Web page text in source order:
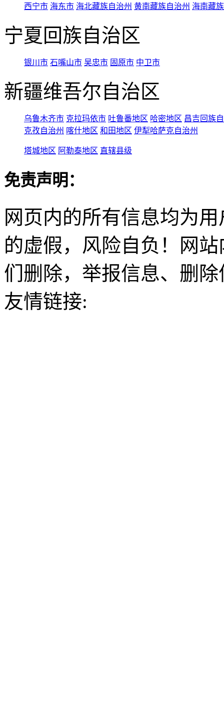
西宁市 海东市 海北藏族自治州 黄南藏族自治州 海南藏
宁夏回族自治区
银川市 石嘴山市 吴忠市 固原市 中卫市
新疆维吾尔自治区
乌鲁木齐市 克拉玛依市 吐鲁番地区 哈密地区 昌吉回族
克孜自治州 喀什地区 和田地区 伊犁哈萨克自治州
塔城地区 阿勒泰地区 直辖县级
免责声明：
网页内的所有信息均为
的虚假，风险自负！网
们删除，举报信息、删
友情链接: